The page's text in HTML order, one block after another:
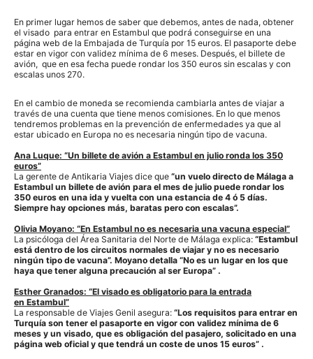
En primer lugar hemos de saber que debemos, antes de nada, obtener
el visado para entrar en Estambul que podrá conseguirse en una
página web de la Embajada de Turquía por 15 euros. El pasaporte debe
estar en vigor con validez mínima de 6 meses. Después, el billete de
avión, que en esa fecha puede rondar los 350 euros sin escalas y con
escalas unos 270.
En el cambio de moneda se recomienda cambiarla antes de viajar a
través de una cuenta que tiene menos comisiones. En lo que menos
tendremos problemas en la prevención de enfermedades ya que al
estar ubicado en Europa no es necesaria ningún tipo de vacuna.
Ana Luque: “Un billete de avión a Estambul en julio ronda los 350
euros”
La gerente de Antikaria Viajes dice que “un vuelo directo de Málaga a
Estambul un billete de avión para el mes de julio puede rondar los
350 euros en una ida y vuelta con una estancia de 4 ó 5 días.
Siempre hay opciones más, baratas pero con escalas”.
Olivia Moyano: “En Estambul no es necesaria una vacuna especial”
La psicóloga del Área Sanitaria del Norte de Málaga explica: “Estambul
está dentro de los circuitos normales de viajar y no es necesario
ningún tipo de vacuna”. Moyano detalla “No es un lugar en los que
haya que tener alguna precaución al ser Europa” .
Esther Granados: “El visado es obligatorio para la entrada
en Estambul”
La responsable de Viajes Genil asegura: “Los requisitos para entrar en
Turquía son tener el pasaporte en vigor con validez mínima de 6
meses y un visado, que es obligación del pasajero, solicitado en una
página web oficial y que tendrá un coste de unos 15 euros” .